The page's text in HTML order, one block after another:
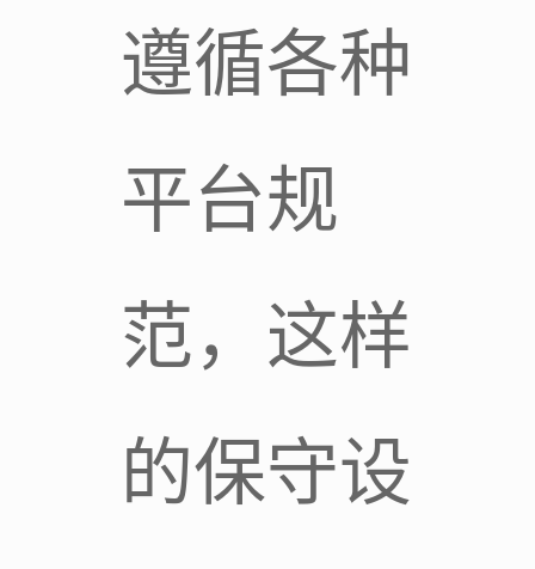
遵循各种
平台规
范，这样
的保守设